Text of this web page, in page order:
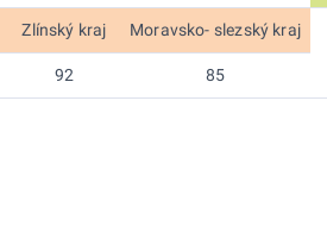
Zlínský kraj Moravsko- slezský kraj
92 85